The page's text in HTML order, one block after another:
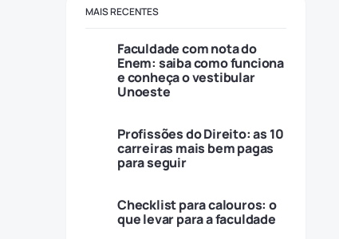
MAIS RECENTES
Faculdade com nota do
Enem: saiba como funciona
e conheça o vestibular
Unoeste
Profissões do Direito: as 10
carreiras mais bem pagas
para seguir
Checklist para calouros: o
que levar para a faculdade